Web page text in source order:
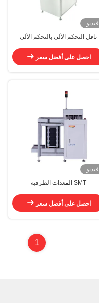
فيديو
ناقل التحكم الآلي بالتحكم الآلي
احصل على أفضل سعر
فيديو
SMT المعدات الطرفية
احصل على أفضل سعر
1